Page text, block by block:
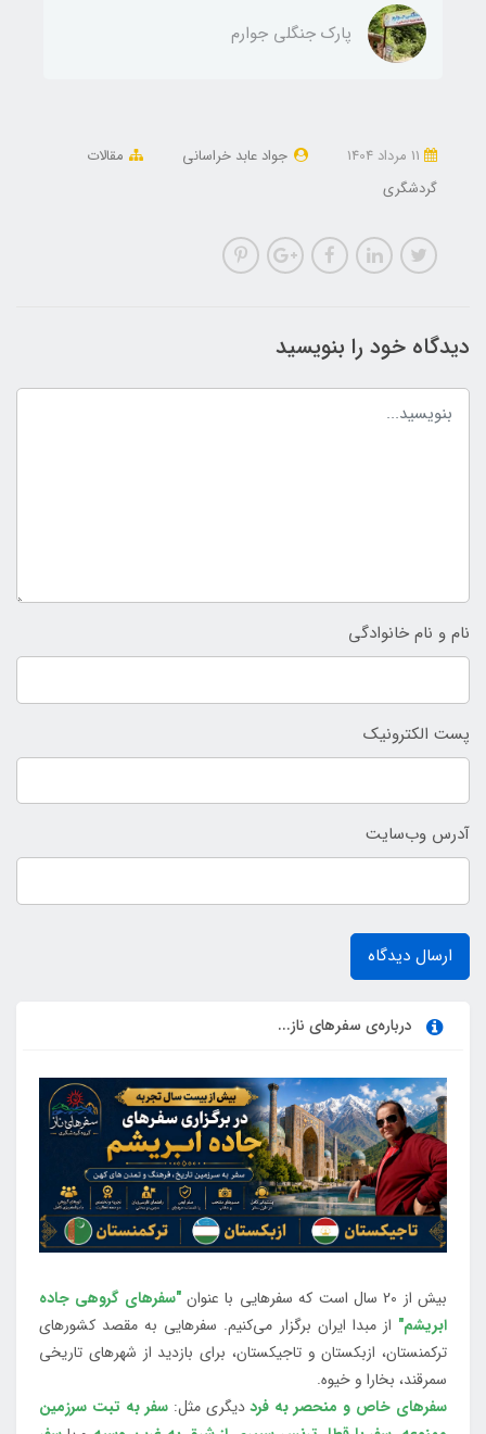
پارک جنگلی جوارم
جواد عابد خراسانی
مقالات
گردشگری
دیدگاه خود را بنویسید
نام و نام خانوادگی
پست الکترونیک
آدرس وب‌سایت
ارسال دیدگاه
درباره‌ی سفرهای ناز...
بیش از 20 سال است که سفرهایی با عنوان
"سفرهای گروهی جاده
ابریشم" از مبدا ایران برگزار می‌کنیم. سفرهایی به مقصد کشورهای
ترکمنستان، ازبکستان و تاجیکستان، برای بازدید از شهرهای تاریخی
سمرقند، بخارا و خیوه.
سفرهای خاص و منحصر به فرددیگری مثل:سفر به تبت سرزمین